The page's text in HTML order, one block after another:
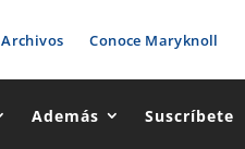
Archivos Conoce Maryknoll
Además Suscríbete